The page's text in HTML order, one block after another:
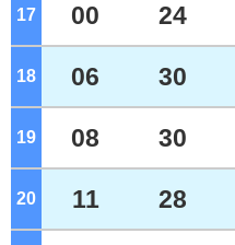
17 00 24
18 06 30
19 08 30
20 11 28